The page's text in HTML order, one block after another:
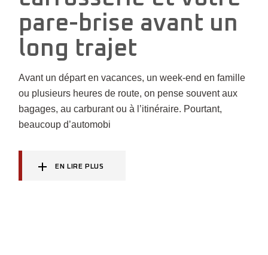
pare-brise avant un
long trajet
Avant un départ en vacances, un week-end en famille
ou plusieurs heures de route, on pense souvent aux
bagages, au carburant ou à l’itinéraire. Pourtant,
beaucoup d’automobi
EN LIRE PLUS